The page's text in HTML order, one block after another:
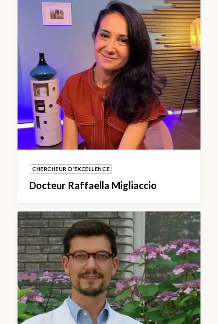
CHERCHEUR D'EXCELLENCE
Docteur Raffaella Migliaccio